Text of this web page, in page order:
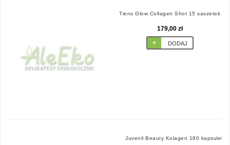
Tiens Glow Collagen Shot 15 saszetek
179,00 zł
DODAJ
Juvenil Beauty Kolagen 180 kapsułek